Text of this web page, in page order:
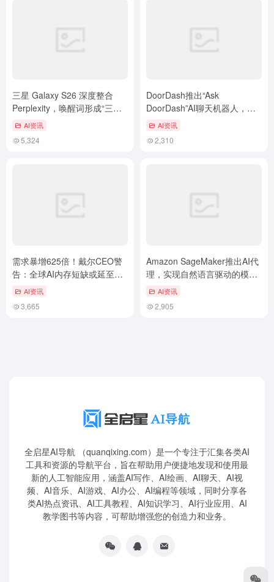
三星 Galaxy S26 深度整合
Perplexity，唤醒词形成“三足
鼎立”格局
AI资讯
5,324
DoorDash推出“Ask
DoorDash”AI聊天机器人，支
持文本与照片跨模态点单
AI资讯
2,310
需求暴增625倍！戴尔CEO警
告：全球AI内存短缺或延至
2028AI资讯
3,665
Amazon SageMaker推出AI代
理，实现自然语言驱动的模型
开发AI资讯
2,905
全启星AI导航 （quanqixing.com）是一个专注于汇集各类AI
工具和资源的导航平台，旨在帮助用户便捷地发现和使用最
新的人工智能应用，涵盖AI写作、AI绘画、AI聊天、AI视
频、AI音乐、AI游戏、AI办公、AI编程等领域，同时分享各
类AI热点资讯、AI工具教程、AI知识学习、AI行业应用、AI
教学图书等内容，可帮助增强您的创造力和业务。